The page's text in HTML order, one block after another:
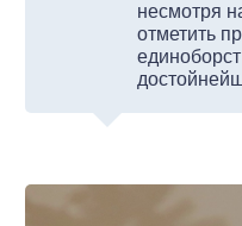
несмотря
отметить